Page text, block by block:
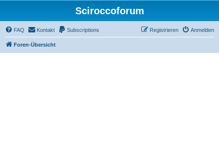
Sciroccoforum
FAQ Kontakt Subscriptions Anmelden
Registrieren
Foren-Übersicht